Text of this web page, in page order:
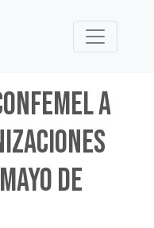
a
de